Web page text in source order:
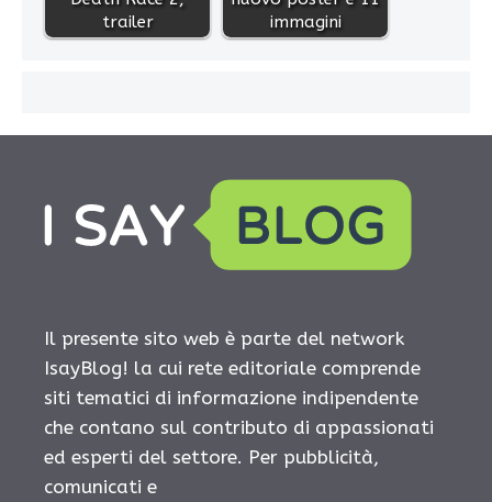
trailer
immagini
Il presente sito web è parte del network
IsayBlog! la cui rete editoriale comprende
siti tematici di informazione indipendente
che contano sul contributo di appassionati
ed esperti del settore. Per pubblicità,
comunicati e